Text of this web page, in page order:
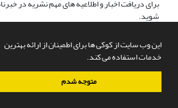
این وب سایت از کوکی ها برای اطمینان از ارائه بهترین
خدمات استفاده می کند.
متوجه شدم
برای دریافت اخبار و اطلاعیه های مهم نشریه در
شوید.
سامانه مدیریت نشریات علمی.طراحی و پیاده سازی